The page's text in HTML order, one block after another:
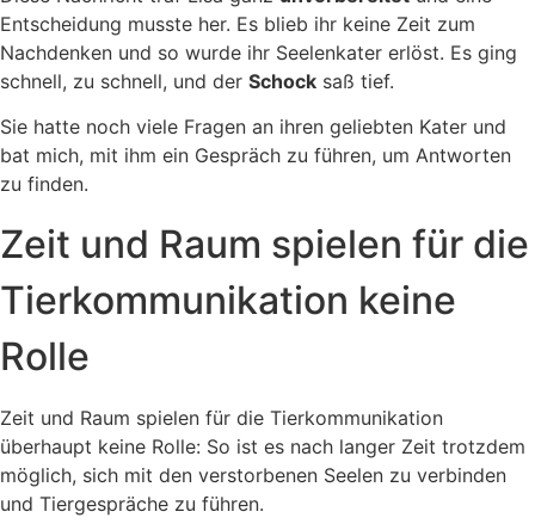
Entscheidung musste her. Es blieb ihr keine Zeit zum
Nachdenken und so wurde ihr Seelenkater erlöst. Es ging
schnell, zu schnell, und der Schock saß tief.
Sie hatte noch viele Fragen an ihren geliebten Kater und
bat mich, mit ihm ein Gespräch zu führen, um Antworten
zu finden.
Zeit und Raum spielen für die
Tierkommunikation keine
Rolle
Zeit und Raum spielen für die Tierkommunikation
überhaupt keine Rolle: So ist es nach langer Zeit trotzdem
möglich, sich mit den verstorbenen Seelen zu verbinden
und Tiergespräche zu führen.